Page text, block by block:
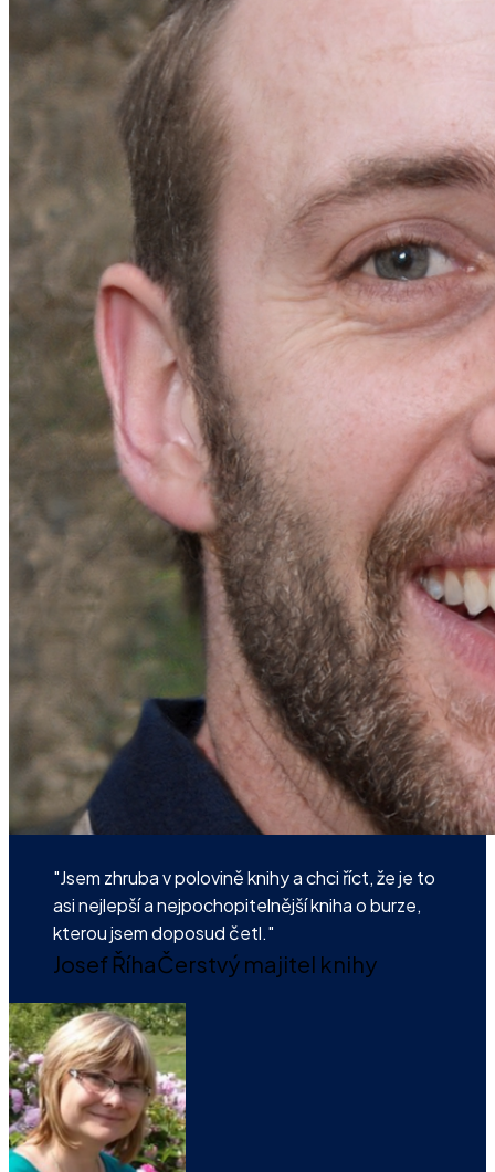
"Jsem zhruba v polovině knihy a chci říct, že je to
asi nejlepší a nejpochopitelnější kniha o burze,
kterou jsem doposud četl."
Josef ŘíhaČerstvý majitel knihy